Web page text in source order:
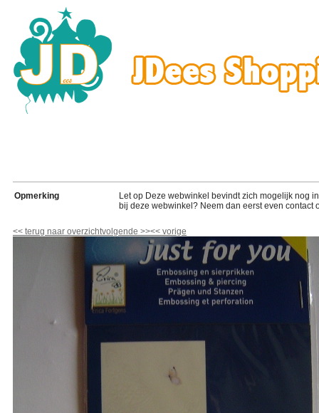
Opmerking
Let op Deze webwinkel bevindt zich mogelijk nog
bij deze webwinkel? Neem dan eerst even contact
<< terug naar overzichtvolgende >><< vorige